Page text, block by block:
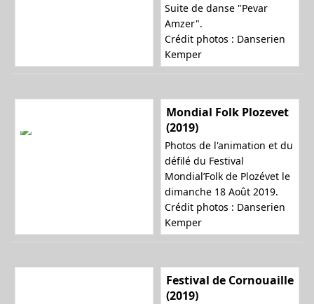
Suite de danse "Pevar
Amzer".
Crédit photos : Danserien
Kemper
Mondial Folk Plozevet
(2019)
Photos de l'animation et du
défilé du Festival
Mondial’Folk de Plozévet le
dimanche 18 Août 2019.
Crédit photos : Danserien
Kemper
Festival de Cornouaille
(2019)